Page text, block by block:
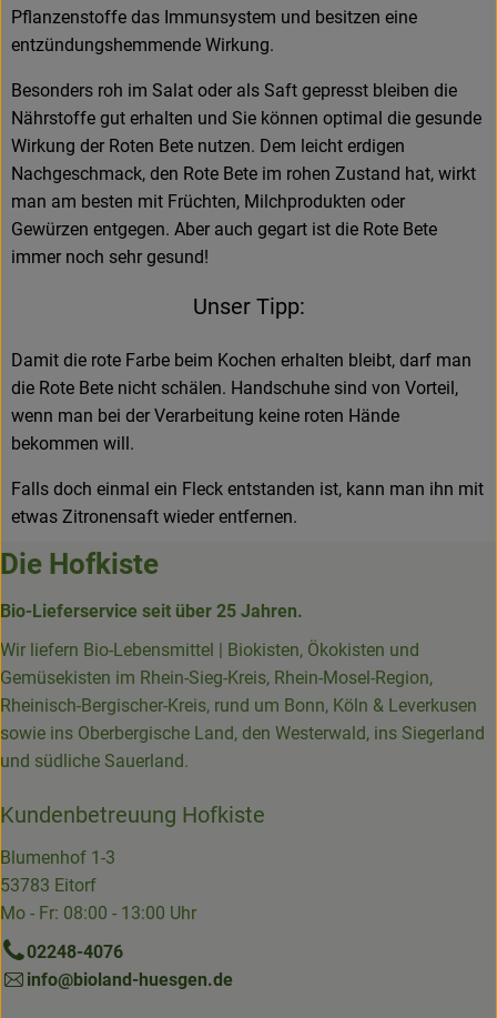
Pflanzenstoffe das Immunsystem und besitzen eine
entzündungshemmende Wirkung.
Besonders roh im Salat oder als Saft gepresst bleiben die
Nährstoffe gut erhalten und Sie können optimal die gesunde
Wirkung der Roten Bete nutzen. Dem leicht erdigen
Nachgeschmack, den Rote Bete im rohen Zustand hat, wirkt
man am besten mit Früchten, Milchprodukten oder
Gewürzen entgegen. Aber auch gegart ist die Rote Bete
immer noch sehr gesund!
Unser Tipp:
Damit die rote Farbe beim Kochen erhalten bleibt, darf man
die Rote Bete nicht schälen. Handschuhe sind von Vorteil,
wenn man bei der Verarbeitung keine roten Hände
bekommen will.
Falls doch einmal ein Fleck entstanden ist, kann man ihn mit
etwas Zitronensaft wieder entfernen.
Die Hofkiste
Bio-Lieferservice seit über 25 Jahren.
Wir liefern Bio-Lebensmittel | Biokisten, Ökokisten und
Gemüsekisten im Rhein-Sieg-Kreis, Rhein-Mosel-Region,
Rheinisch-Bergischer-Kreis, rund um Bonn, Köln & Leverkusen
sowie ins Oberbergische Land, den Westerwald, ins Siegerland
und südliche Sauerland.
Kundenbetreuung Hofkiste
Blumenhof 1-3
53783 Eitorf
Mo - Fr: 08:00 - 13:00 Uhr
02248-4076
info@bioland-huesgen.de